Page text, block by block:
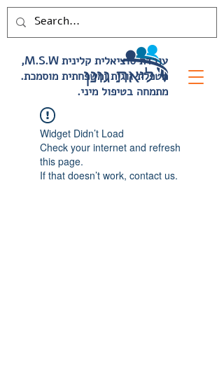
,M.S.W עובדת סוציאלית קלינית
.מטפלת זוגית ומשפחתית מוסמכת
.מתמחה בטיפול מיני
Widget Didn’t Load
Check your internet and refresh
this page.
If that doesn’t work, contact us.